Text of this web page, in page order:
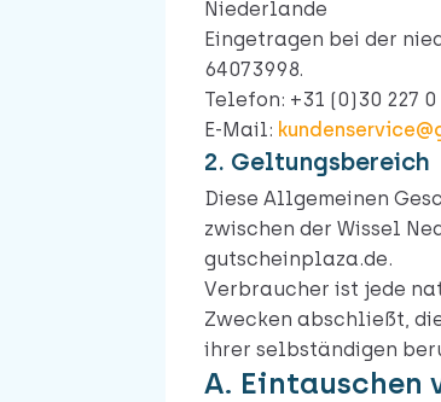
Niederlande
Eingetragen bei der
64073998.
Telefon: +31 (0)30 227 0
E-Mail:
2. Geltungsbereich
Diese Allgemeinen
zwischen der Wissel
gutscheinplaza.de.
Verbraucher ist jede
Zwecken abschließt,
ihrer selbständigen
A. Eintauschen